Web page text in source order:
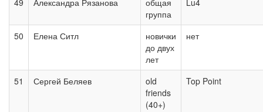
49 Александра Рязанова
общая
группа
Lu4
50 Елена Ситл
новички
до двух
лет
нет
51 Сергей Беляев
old
friends
(40+)
Top Point